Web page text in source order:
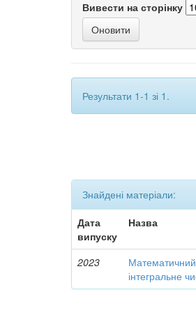
Вивести на сторінку
Результати 1-1 зі 1.
Знайдені матеріали:
Дата
випуску
Назва
2023
інтегральне